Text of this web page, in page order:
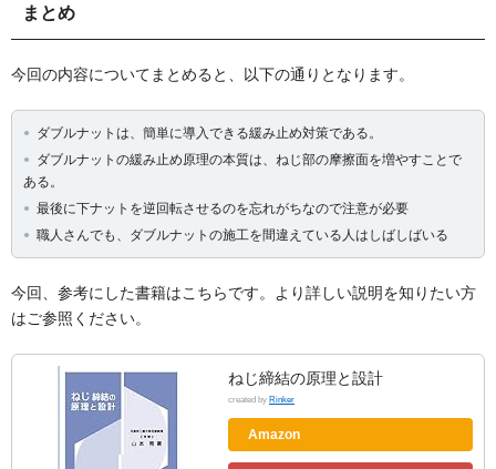
まとめ
今回の内容についてまとめると、以下の通りとなります。
ダブルナットは、簡単に導入できる緩み止め対策である。
ダブルナットの緩み止め原理の本質は、ねじ部の摩擦面を増やすことで
ある。
最後に下ナットを逆回転させるのを忘れがちなので注意が必要
職人さんでも、ダブルナットの施工を間違えている人はしばしばいる
今回、参考にした書籍はこちらです。より詳しい説明を知りたい方
はご参照ください。
ねじ締結の原理と設計
created by Rinker
Amazon